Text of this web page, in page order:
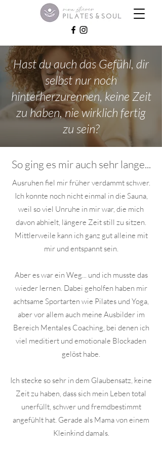
Hast du auch das Gefühl, dir
selbst nur noch
hinterherzurennen, keine Zeit
zu haben, nie wirklich fertig
zu sein?
So ging es mir auch sehr lange...
Ausruhen fiel mir früher verdammt schwer.
Ich konnte noch nicht einmal in die Sauna,
weil so viel Unruhe in mir war, die mich
davon abhielt, längere Zeit still zu sitzen.
Mittlerweile kann ich ganz gut alleine mit
mir und entspannt sein.
Aber es war ein Weg... und ich musste das
wieder lernen. Dabei geholfen haben mir
achtsame Sportarten wie Pilates und Yoga,
aber vor allem auch meine Ausbilder im
Bereich Mentales Coaching, bei denen ich
viel meditiert und emotionale Blockaden
gelöst habe.
Ich stecke so sehr in dem Glaubensatz, keine
Zeit zu haben, dass sich mein Leben total
unerfüllt, schwer und fremdbestimmt
angefühlt hat. Gerade als Mama von einem
Kleinkind damals.